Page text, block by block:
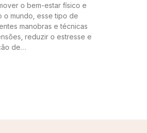
o bem-estar físico e
o mundo, esse tipo de
manobras e técnicas
reduzir o estresse e
de…